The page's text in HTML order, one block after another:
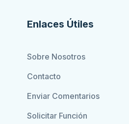
Enlaces Útiles
Sobre Nosotros
Contacto
Enviar Comentarios
Solicitar Función